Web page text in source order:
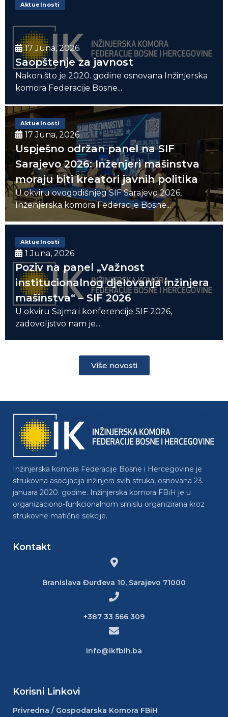
Aktuelnosti
17 Juna, 2026
Saopštenje za javnost
Nakon što je 2020. godine osnovana Inžinjerska
komora Federacije Bosne...
Aktuelnosti
17 Juna, 2026
Uspješno održan panel na SIF
Sarajevo 2026: Inženjeri mašinstva
moraju biti kreatori javnih politika
U okviru ovogodišnjeg SIF Sarajevo 2026,
Inženjerska komora Federacije Bosne...
Aktuelnosti
1 Juna, 2026
Poziv na panel „Važnost
institucionalnog djelovanja inžinjera
mašinstva“ – SIF 2026
U okviru Sajma i konferencije SIF 2026,
zadovoljstvo nam je...
Više novosti
Inžinjerska komora Federacije Bosne i Hercegovine je
strukovna asocijacija inžinjera svih struka, osnovana 23.
januara 2020. godine. Inžinjerska komora FBiH je u
organizaciono-funkcionalnom smislu organizirana kroz
strukovne matične sekcije.
Kontakt
Branislava Đurđeva 10, Sarajevo 71000
+387 33 566 309
info@ikfbih.ba
Korisni Linkovi
Privredna / Gospodarska Komora FBiH